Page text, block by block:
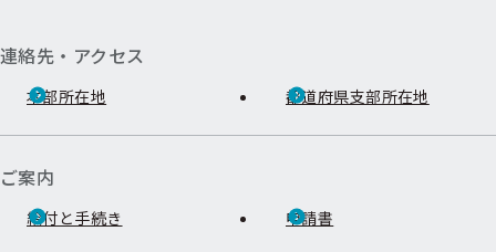
連絡先・アクセス
本部所在地 都道府県支部所在地
ご案内
給付と手続き 申請書